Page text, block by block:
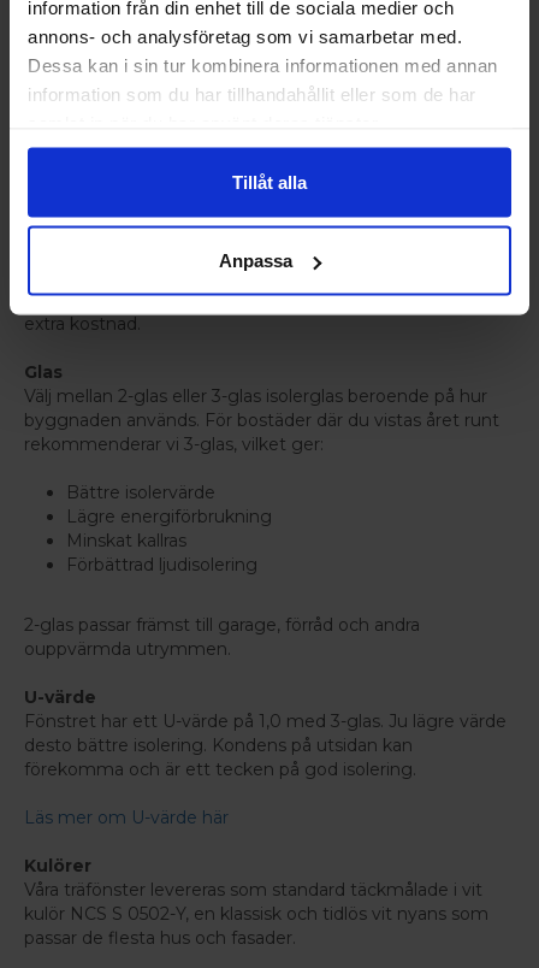
information från din enhet till de sociala medier och
annons- och analysföretag som vi samarbetar med.
Dessa kan i sin tur kombinera informationen med annan
information som du har tillhandahållit eller som de har
Tillåt alla
Anpassa
Observera att haspar håller fönstret stängt men inte låst.
För ökad inbrottssäkerhet rekommenderar vi handtag,
med möjlighet att välja låsbart handtag som tillval.
Alla våra måttanpassade fönster tillverkas utifrån dina val
Du anger karmyttermått och vi producerar fönstret efter
Millimeteranpassning och specialmått ingår alltid utan
extra kostnad.
Glas
Välj mellan 2-glas eller 3-glas isolerglas beroende på hur
byggnaden används. För bostäder där du vistas året runt
rekommenderar vi 3-glas, vilket ger:
Bättre isolervärde
Lägre energiförbrukning
Minskat kallras
Förbättrad ljudisolering
2-glas passar främst till garage, förråd och andra
ouppvärmda utrymmen.
U-värde
Fönstret har ett U-värde på 1,0 med 3-glas. Ju lägre värde
desto bättre isolering. Kondens på utsidan kan
förekomma och är ett tecken på god isolering.
Läs mer om U-värde här
Kulörer
Våra träfönster levereras som standard täckmålade i vit
kulör NCS S 0502-Y, en klassisk och tidlös vit nyans som
passar de flesta hus och fasader.